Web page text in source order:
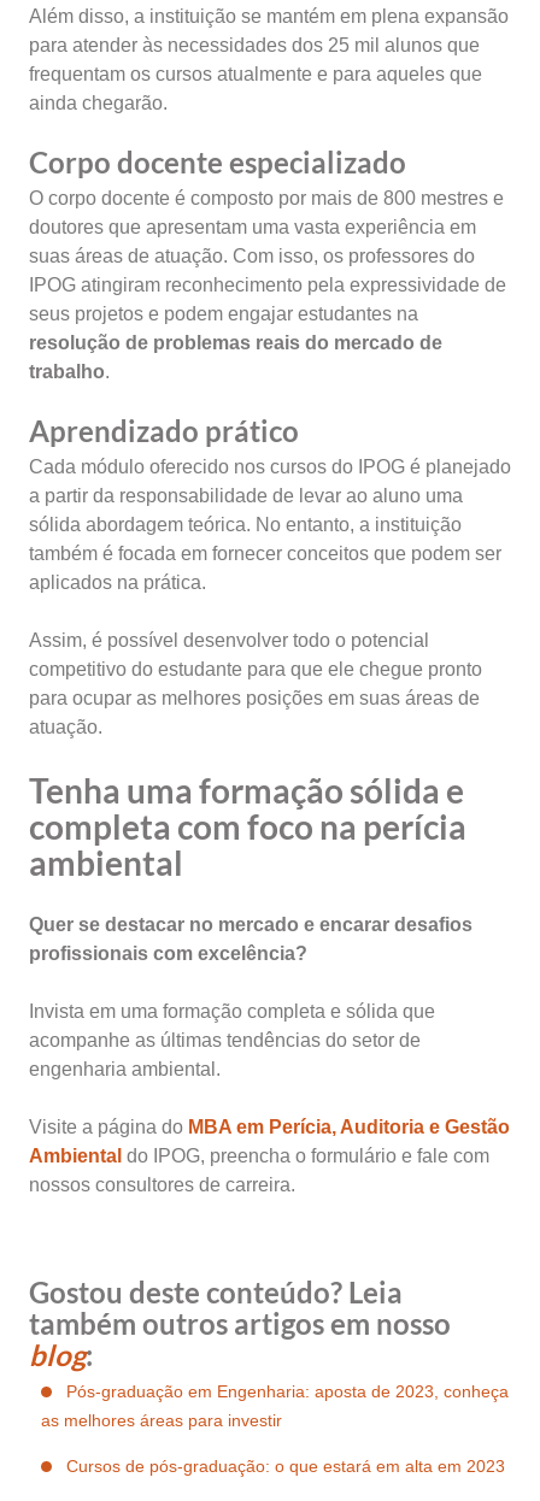
Além disso, a instituição se mantém em plena expansão
para atender às necessidades dos 25 mil alunos que
frequentam os cursos atualmente e para aqueles que
ainda chegarão.
Corpo docente especializado
O corpo docente é composto por mais de 800 mestres e
doutores que apresentam uma vasta experiência em
suas áreas de atuação. Com isso, os professores do
IPOG atingiram reconhecimento pela expressividade de
seus projetos e podem engajar estudantes na
resolução de problemas reais do mercado de
trabalho.
Aprendizado prático
Cada módulo oferecido nos cursos do IPOG é planejado
a partir da responsabilidade de levar ao aluno uma
sólida abordagem teórica. No entanto, a instituição
também é focada em fornecer conceitos que podem ser
aplicados na prática.
Assim, é possível desenvolver todo o potencial
competitivo do estudante para que ele chegue pronto
para ocupar as melhores posições em suas áreas de
atuação.
Tenha uma formação sólida e
completa com foco na perícia
ambiental
Quer se destacar no mercado e encarar desafios
profissionais com excelência?
Invista em uma formação completa e sólida que
acompanhe as últimas tendências do setor de
engenharia ambiental.
Visite a página do MBA em Perícia, Auditoria e Gestão
Ambiental do IPOG, preencha o formulário e fale com
nossos consultores de carreira.
Gostou deste conteúdo? Leia
também outros artigos em nosso
blog:
Pós-graduação em Engenharia: aposta de 2023, conheça
as melhores áreas para investir
Cursos de pós-graduação: o que estará em alta em 2023